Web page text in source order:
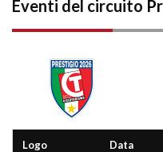
Eventi del circuito
Logo Data